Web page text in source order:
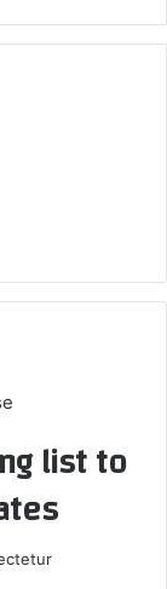
list to